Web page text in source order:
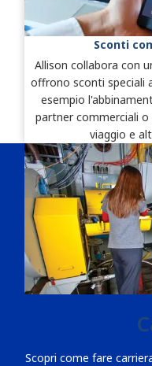
Sconti
Allison collabora con
offrono sconti speciali
esempio
partner commerciali
viaggio e
Scopri come fare